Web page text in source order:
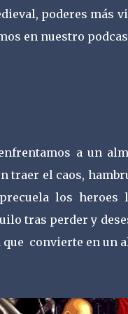
poderes más
en nuestro
a un
el caos,
los
tras perder y
convierte en un